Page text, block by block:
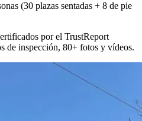
(30 plazas sentadas + 8 de pie
por el TrustReport
de inspección, 80+ fotos y vídeos.